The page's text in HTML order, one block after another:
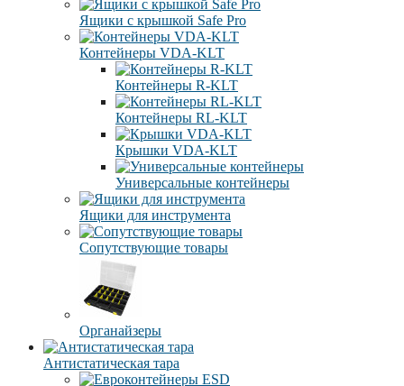
Ящики с крышкой Safe Pro
Контейнеры VDA-KLT
Контейнеры R-KLT
Контейнеры RL-KLT
Крышки VDA-KLT
Универсальные контейнеры
Ящики для инструмента
Сопутствующие товары
Органайзеры
Антистатическая тара